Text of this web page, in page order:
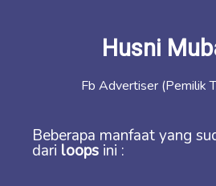
Husni
Fb Advertiser (Pemilik
Beberapa manfaat yang
dari loops ini :